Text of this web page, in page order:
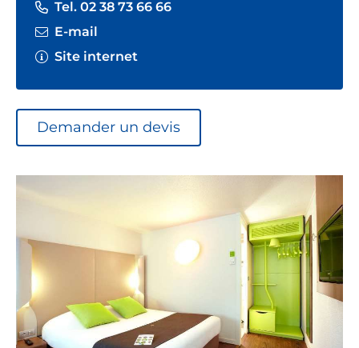
Tel. 02 38 73 66 66
E-mail
Site internet
Demander un devis